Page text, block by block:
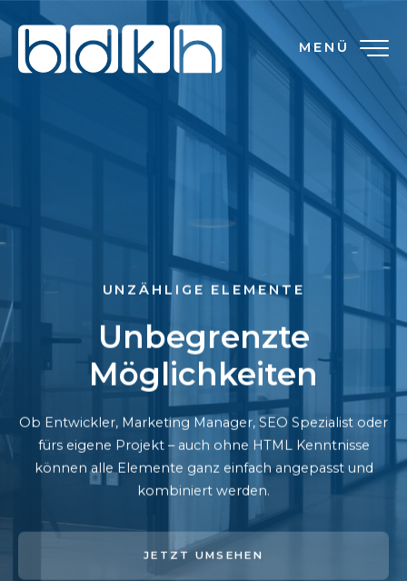
MENÜ
UNZÄHLIGE ELEMENTE
Unbegrenzte
Möglichkeiten
Ob Entwickler, Marketing Manager, SEO Spezialist oder
fürs eigene Projekt – auch ohne HTML Kenntnisse
können alle Elemente ganz einfach angepasst und
kombiniert werden.
JETZT UMSEHEN